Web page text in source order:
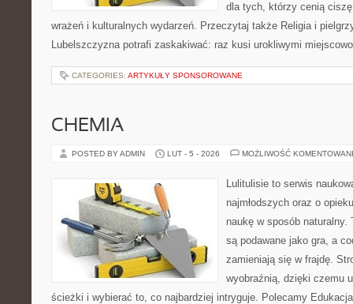
dla tych, którzy cenią
wrażeń i kulturalnych wydarzeń. Przeczytaj także Religia i
Lubelszczyzna potrafi zaskakiwać: raz kusi urokliwymi
CATEGORIES: ARTYKUŁY SPONSOROWANE
CHEMIA
POSTED BY ADMIN LUT - 5 - 2026 MOŻLIWOŚĆ
Lulitulisie to serwis
najmłodszych oraz o
naukę w sposób
są podawane jako gra, a
zamieniają się w frajdę.
wyobraźnią, dzięki czemu
ścieżki i wybierać to, co najbardziej intryguje. Polecamy